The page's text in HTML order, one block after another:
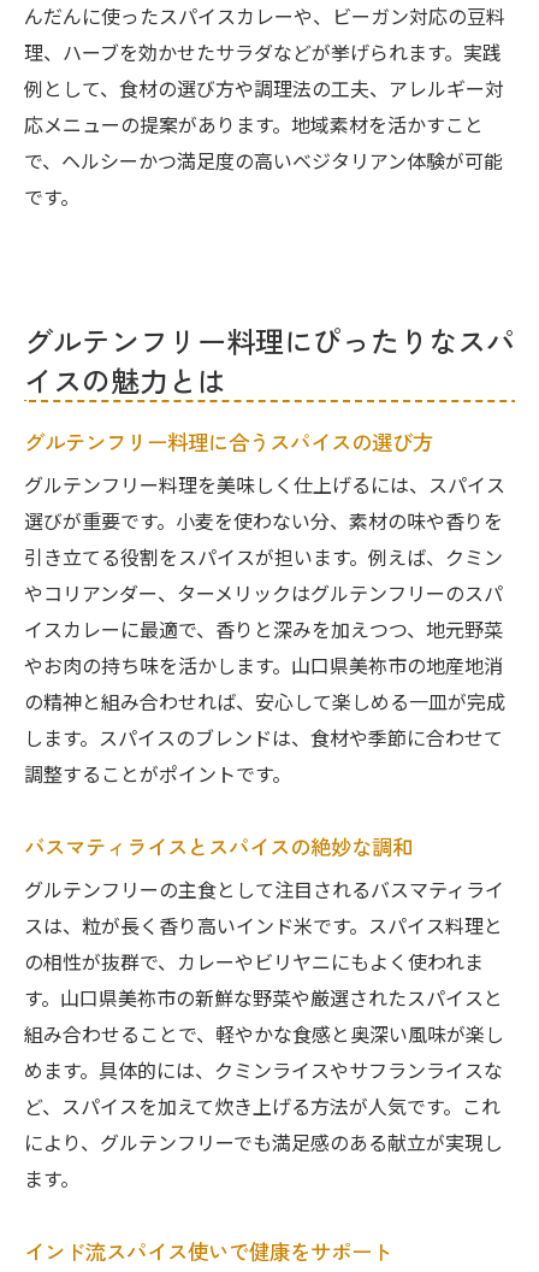
んだんに使ったスパイスカレーや、ビーガン対応の豆料
理、ハーブを効かせたサラダなどが挙げられます。実践
例として、食材の選び方や調理法の工夫、アレルギー対
応メニューの提案があります。地域素材を活かすこと
で、ヘルシーかつ満足度の高いベジタリアン体験が可能
です。
グルテンフリー料理にぴったりなスパ
イスの魅力とは
グルテンフリー料理に合うスパイスの選び方
グルテンフリー料理を美味しく仕上げるには、スパイス
選びが重要です。小麦を使わない分、素材の味や香りを
引き立てる役割をスパイスが担います。例えば、クミン
やコリアンダー、ターメリックはグルテンフリーのスパ
イスカレーに最適で、香りと深みを加えつつ、地元野菜
やお肉の持ち味を活かします。山口県美祢市の地産地消
の精神と組み合わせれば、安心して楽しめる一皿が完成
します。スパイスのブレンドは、食材や季節に合わせて
調整することがポイントです。
バスマティライスとスパイスの絶妙な調和
グルテンフリーの主食として注目されるバスマティライ
スは、粒が長く香り高いインド米です。スパイス料理と
の相性が抜群で、カレーやビリヤニにもよく使われま
す。山口県美祢市の新鮮な野菜や厳選されたスパイスと
組み合わせることで、軽やかな食感と奥深い風味が楽し
めます。具体的には、クミンライスやサフランライスな
ど、スパイスを加えて炊き上げる方法が人気です。これ
により、グルテンフリーでも満足感のある献立が実現し
ます。
インド流スパイス使いで健康をサポート